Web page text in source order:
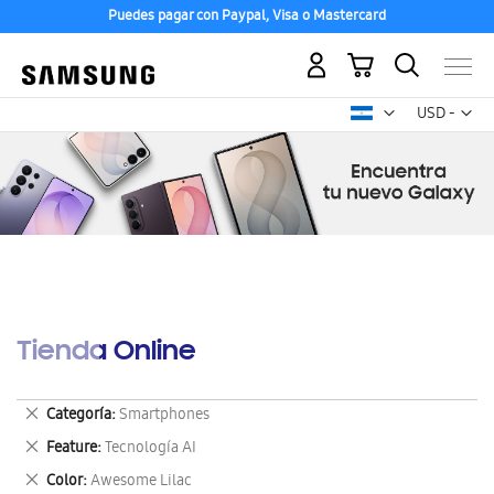
Puedes pagar con Paypal, Visa o Mastercard
USD -
dólar
Mi carrito
Tienda Online
Categoría Smartphones
Eliminar
este
artículo
Feature Tecnología AI
Eliminar
este
Color Awesome Lilac
Eliminar